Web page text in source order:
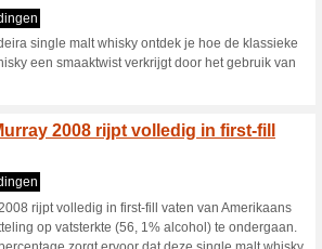
whi
met €10 korting bij